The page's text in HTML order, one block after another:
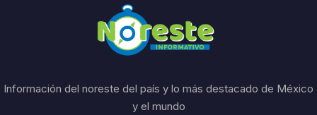
Información del noreste del país y lo más destacado de México
y el mundo